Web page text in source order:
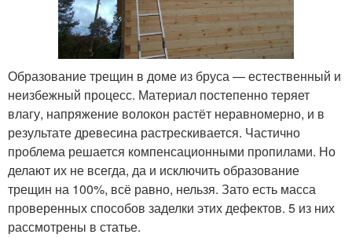
Образование трещин в доме из бруса — естественный и
неизбежный процесс. Материал постепенно теряет
влагу, напряжение волокон растёт неравномерно, и в
результате древесина растрескивается. Частично
проблема решается компенсационными пропилами. Но
делают их не всегда, да и исключить образование
трещин на 100%, всё равно, нельзя. Зато есть масса
проверенных способов заделки этих дефектов. 5 из них
рассмотрены в статье.